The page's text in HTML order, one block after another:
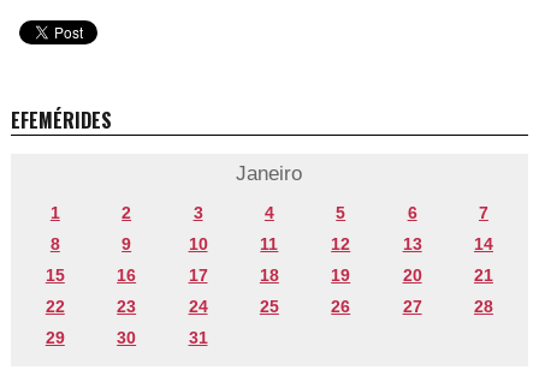
EFEMÉRIDES
Janeiro
1 2 3 4 5 6
7
8
9 10 11 12 13
14
15
16 17 18 19 20
21
22
23 24 25 26 27
28
29
30 31